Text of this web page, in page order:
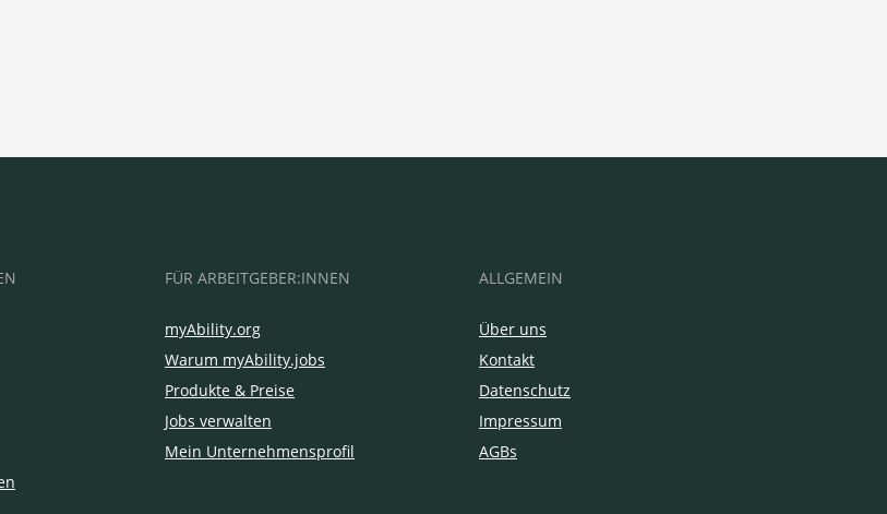
FÜR ARBEITGEBER:INNEN
myAbility.org
Warum myAbility.jobs
Produkte & Preise
Jobs verwalten
Mein Unternehmensprofil
ALLGEMEIN
Über uns
Kontakt
Datenschutz
Impressum
AGBs